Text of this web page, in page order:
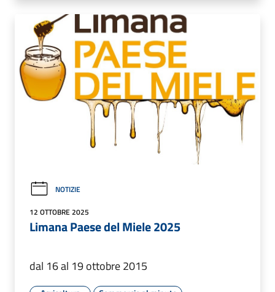
NOTIZIE
12 OTTOBRE 2025
Limana Paese del Miele 2025
dal 16 al 19 ottobre 2015